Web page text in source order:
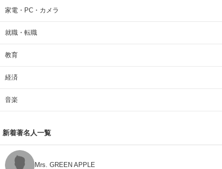
家電・PC・カメラ
就職・転職
教育
経済
音楽
新着著名人一覧
Mrs. GREEN APPLE